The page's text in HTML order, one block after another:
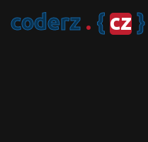
coderz . { cz }